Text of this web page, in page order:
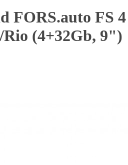
FORS.auto FS 4
(4+32Gb, 9")